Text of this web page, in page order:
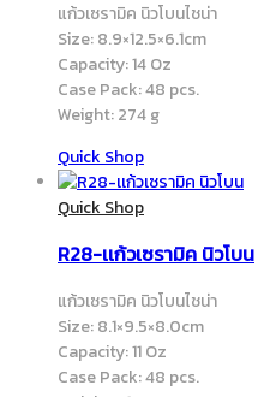
แก้วเซรามิค นิวโบนไชน่า
Size: 8.9×12.5×6.1cm
Capacity: 14 Oz
Case Pack: 48 pcs.
Weight: 274 g
Quick Shop
Quick Shop
R28-เเก้วเซรามิค นิวโบน
แก้วเซรามิค นิวโบนไชน่า
Size: 8.1×9.5×8.0cm
Capacity: 11 Oz
Case Pack: 48 pcs.